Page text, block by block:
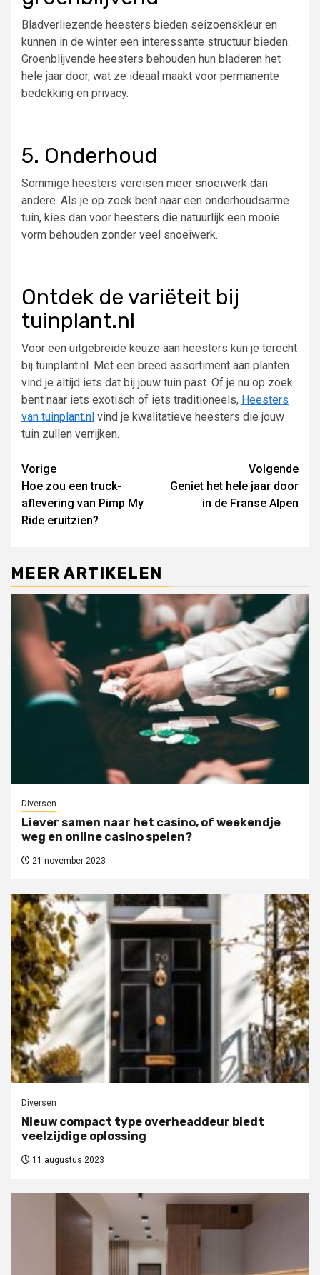
Bladverliezende heesters bieden seizoenskleur en
kunnen in de winter een interessante structuur bieden.
Groenblijvende heesters behouden hun bladeren het
hele jaar door, wat ze ideaal maakt voor permanente
bedekking en privacy.
5. Onderhoud
Sommige heesters vereisen meer snoeiwerk dan
andere. Als je op zoek bent naar een onderhoudsarme
tuin, kies dan voor heesters die natuurlijk een mooie
vorm behouden zonder veel snoeiwerk.
Ontdek de variëteit bij
tuinplant.nl
Voor een uitgebreide keuze aan heesters kun je terecht
bij tuinplant.nl. Met een breed assortiment aan planten
vind je altijd iets dat bij jouw tuin past. Of je nu op zoek
bent naar iets exotisch of iets traditioneels, Heesters
van tuinplant.nl vind je kwalitatieve heesters die jouw
tuin zullen verrijken.
Lees
verder
Vorige
Hoe zou een truck-
aflevering van Pimp My
Ride eruitzien?
Volgende
Geniet het hele jaar door
in de Franse Alpen
MEER ARTIKELEN
Diversen
Liever samen naar het casino, of weekendje
weg en online casino spelen?
21 november 2023
Diversen
Nieuw compact type overheaddeur biedt
veelzijdige oplossing
11 augustus 2023